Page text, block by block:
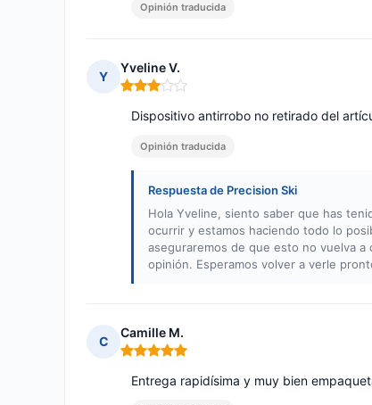
Opinión traducida
Y
Yveline V.
Nota: 3 de 5
Dispositivo antirrobo no retirado del
Opinión traducida
Respuesta de Precision Ski
Hola Yveline, siento saber que has
ocurrir y estamos haciendo todo lo
aseguraremos de que esto no vuelva
opinión. Esperamos volver a verle
C
Camille M.
Nota: 5 de 5
Entrega rapidísima y muy bien